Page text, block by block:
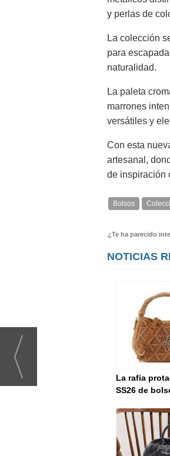
y perlas de
La colección
para
naturalidad.
La paleta
marrones
versátiles y
Con esta
artesanal,
de inspiración
Bolsos
¿Te ha parecido
NOTICIAS
La rafia
SS26 de